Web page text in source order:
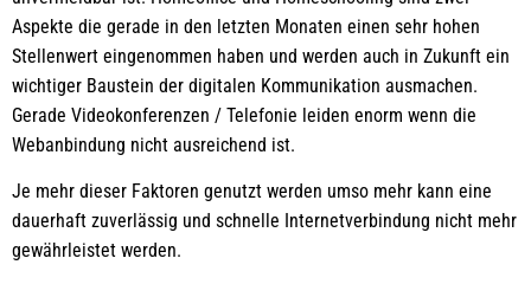
Aspekte die gerade in den letzten Monaten einen sehr hohen
Stellenwert eingenommen haben und werden auch in Zukunft ein
wichtiger Baustein der digitalen Kommunikation ausmachen.
Gerade Videokonferenzen / Telefonie leiden enorm wenn die
Webanbindung nicht ausreichend ist.
Je mehr dieser Faktoren genutzt werden umso mehr kann eine
dauerhaft zuverlässig und schnelle Internetverbindung nicht mehr
gewährleistet werden.